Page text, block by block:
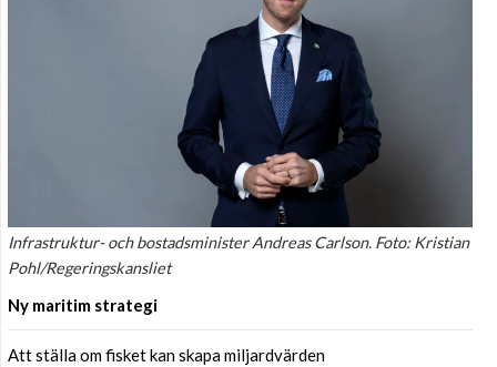
Infrastruktur- och bostadsminister Andreas Carlson. Foto: Kristian
Pohl/Regeringskansliet
Ny maritim strategi
Att ställa om fisket kan skapa miljardvärden